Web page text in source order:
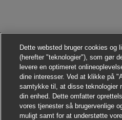
Dette websted bruger cookies og
(herefter "teknologier"), som gør
levere en optimeret
dine interesser. Ved at klikke på
samtykke til, at disse teknologier
din enhed. Dette omfatter
vores tjenester så brugervenlige
muligt samt for at understøtte